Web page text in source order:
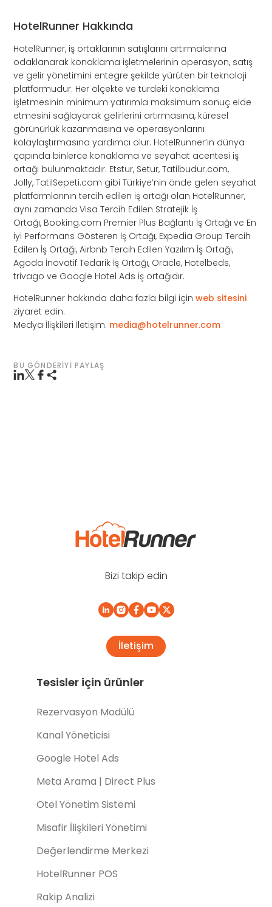
HotelRunner Hakkında
HotelRunner, iş ortaklarının satışlarını artırmalarına
odaklanarak konaklama işletmelerinin operasyon, satış
ve gelir yönetimini entegre şekilde yürüten bir teknoloji
platformudur. Her ölçekte ve türdeki konaklama
işletmesinin minimum yatırımla maksimum sonuç elde
etmesini sağlayarak gelirlerini artırmasına, küresel
görünürlük kazanmasına ve operasyonlarını
kolaylaştırmasına yardımcı olur. HotelRunner’ın dünya
çapında binlerce konaklama ve seyahat acentesi iş
ortağı bulunmaktadır. Etstur, Setur, Tatilbudur.com,
Jolly, TatilSepeti.com gibi Türkiye’nin önde gelen seyahat
platformlarının tercih edilen iş ortağı olan HotelRunner,
aynı zamanda Visa Tercih Edilen Stratejik İş
Ortağı, Booking.com Premier Plus Bağlantı İş Ortağı ve En
iyi Performans Gösteren İş Ortağı, Expedia Group Tercih
Edilen İş Ortağı, Airbnb Tercih Edilen Yazılım İş Ortağı,
Agoda İnovatif Tedarik İş Ortağı, Oracle, Hotelbeds,
trivago ve Google Hotel Ads iş ortağıdır.
HotelRunner hakkında daha fazla bilgi içinweb sitesini
ziyaret edin.
Medya İlişkileri İletişim: media@hotelrunner.com
BU GÖNDERIYI PAYLAŞ
Bizi takip edin
İletişim
Tesisler için ürünler
Rezervasyon Modülü
Kanal Yöneticisi
Google Hotel Ads
Meta Arama | Direct Plus
Otel Yönetim Sistemi
Misafir İlişkileri Yönetimi
Değerlendirme Merkezi
HotelRunner POS
Rakip Analizi